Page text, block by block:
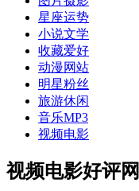
星座运势
小说文学
收藏爱好
动漫网站
明星粉丝
旅游休闲
音乐MP3
视频电影
视频电影好评